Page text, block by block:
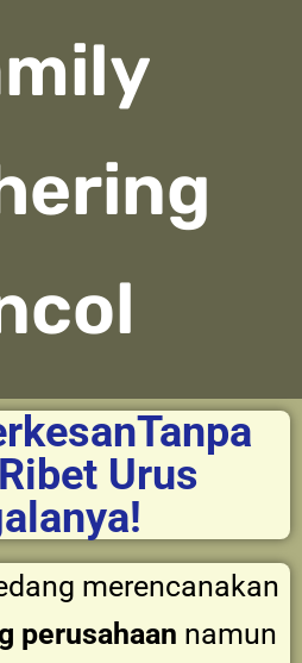
Urus
merencanakan
perusahaan namun